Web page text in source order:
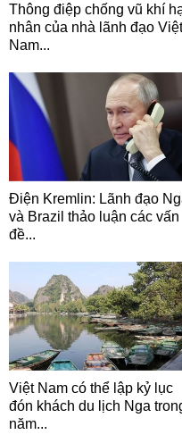
Thông điệp chống vũ khí
nhân của nhà lãnh đạo Việt
Nam...
Điện Kremlin: Lãnh đạo
và Brazil thảo luận các vấn
đề...
Việt Nam có thể lập kỷ lục
đón khách du lịch Nga
năm...